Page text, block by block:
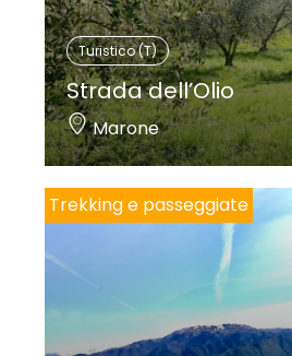
Turistico (T)
Strada dell’Olio
Marone
Trekking e passeggiate